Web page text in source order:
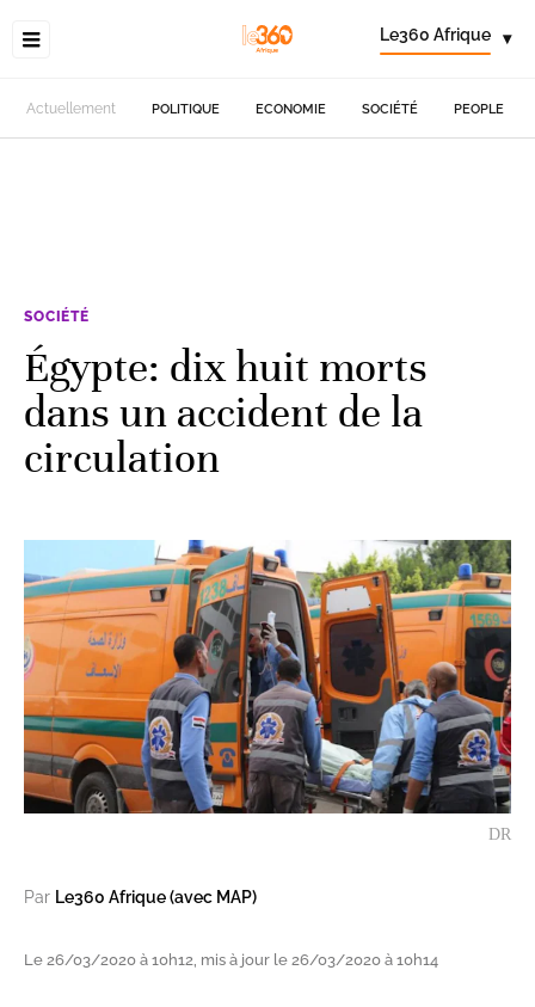
Le360 Afrique ▾
Actuellement POLITIQUE ECONOMIE SOCIÉTÉ PEOPLE
SOCIÉTÉ
Égypte: dix huit morts
dans un accident de la
circulation
DR
Par Le360 Afrique (avec MAP)
Le 26/03/2020 à 10h12, mis à jour le 26/03/2020 à 10h14